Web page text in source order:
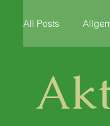
All Posts